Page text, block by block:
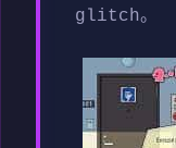
glitch。